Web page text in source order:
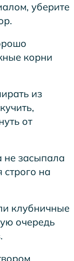
уберите
корни
из
от
не засыпала
строго на
клубничные
очередь